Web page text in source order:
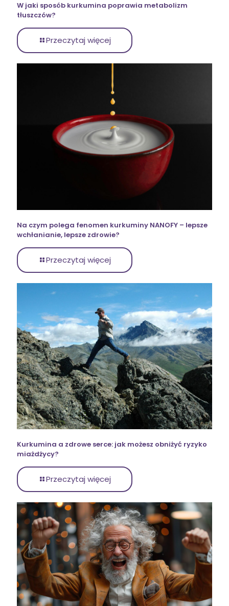
W jaki sposób kurkumina poprawia metabolizm
tłuszczów?
Przeczytaj więcej
Na czym polega fenomen kurkuminy NANOFY – lepsze
wchłanianie, lepsze zdrowie?
Przeczytaj więcej
Kurkumina a zdrowe serce: jak możesz obniżyć ryzyko
miażdżycy?
Przeczytaj więcej